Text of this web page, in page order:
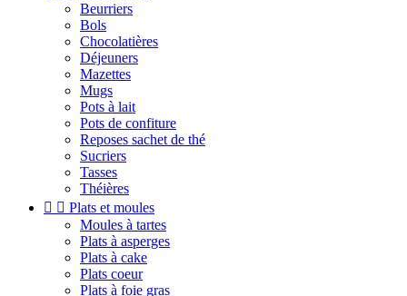
Beurriers
Bols
Chocolatières
Déjeuners
Mazettes
Mugs
Pots à lait
Pots de confiture
Reposes sachet de thé
Sucriers
Tasses
Théières
  Plats et moules
Moules à tartes
Plats à asperges
Plats à cake
Plats coeur
Plats à foie gras